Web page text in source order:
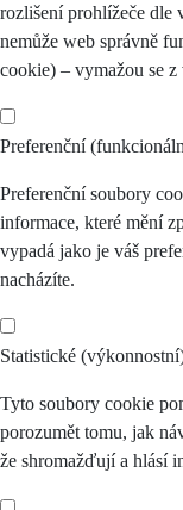
rozlišení prohlížeče dle
nemůže web správně
cookie) – vymažou se z
Preferenční
Preferenční soubory
informace, které mění
vypadá jako je váš
nacházíte.
Statistické
Tyto soubory cookie
porozumět tomu, jak
že shromažďují a hlásí